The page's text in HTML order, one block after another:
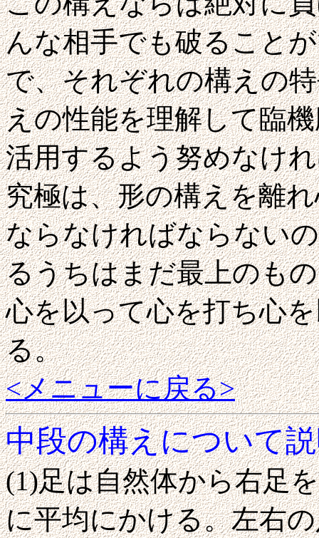
んな相手でも破ること
で、それぞれの構えの
えの性能を理解して臨
活用するよう努めなけ
究極は、形の構えを離
ならなければならない
るうちはまだ最上のも
心を以って心を打ち心
る。
<メニューに戻る>
中段の構えについて
(1)足は自然体から右足
に平均にかける。左右